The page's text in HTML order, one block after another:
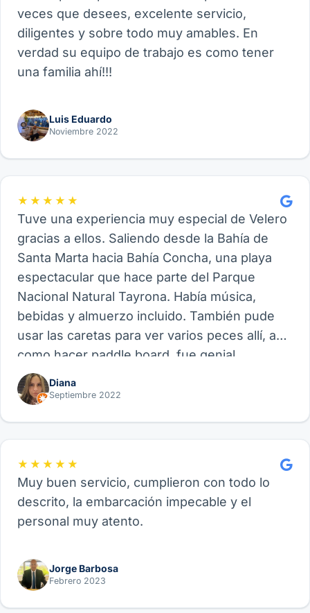
veces que desees, excelente servicio,
diligentes y sobre todo muy amables. En
verdad su equipo de trabajo es como tener
una familia ahí!!!
Luis Eduardo
Noviembre 2022
★★★★★
Tuve una experiencia muy especial de Velero
gracias a ellos. Saliendo desde la Bahía de
Santa Marta hacia Bahía Concha, una playa
espectacular que hace parte del Parque
Nacional Natural Tayrona. Había música,
bebidas y almuerzo incluido. También pude
usar las caretas para ver varios peces allí, así
como hacer paddle board, fue genial.
Recomiendo este proveedor y su experiencia
de Velero, funcional para amigos, parejas o
Diana
Septiembre 2022
★★★★★
Muy buen servicio, cumplieron con todo lo
descrito, la embarcación impecable y el
personal muy atento.
Jorge Barbosa
Febrero 2023